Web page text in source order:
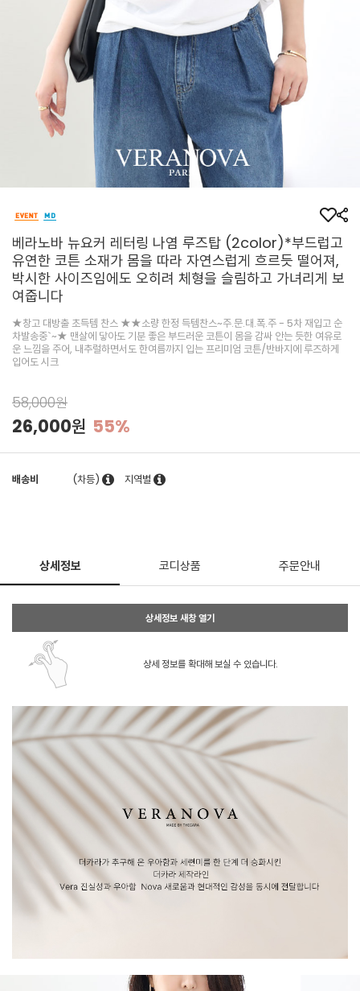
베라노바 뉴요커 레터링 나염 루즈탑 (2color)*부드럽고
유연한 코튼 소재가 몸을 따라 자연스럽게 흐르듯 떨어져,
박시한 사이즈임에도 오히려 체형을 슬림하고 가녀리게 보
여줍니다
★창고 대방출 초득템 찬스 ★★소량 한정 득템찬스~주.문.대.폭.주 - 5차 재입고 순
차발송중`~★ 맨살에 닿아도 기분 좋은 부드러운 코튼이 몸을 감싸 안는 듯한 여유로
운 느낌을 주어, 내추럴하면서도 한여름까지 입는 프리미엄 코튼/반바지에 루즈하게
입어도 시크
58,000원
26,000원 55%
배송비 (차등) 지역별
상세정보 코디상품 주문안내
상세정보 새창 열기
상세 정보를 확대해 보실 수 있습니다.